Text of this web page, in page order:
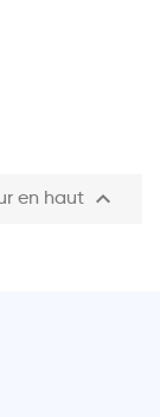
en haut 